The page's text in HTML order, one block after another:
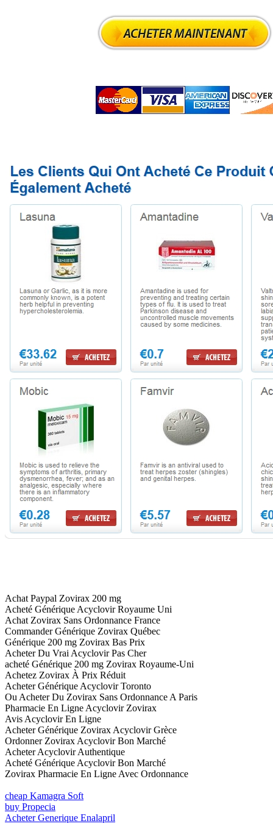
Achat Paypal Zovirax 200 mg
Acheté Générique Acyclovir Royaume Uni
Achat Zovirax Sans Ordonnance France
Commander Générique Zovirax Québec
Générique 200 mg Zovirax Bas Prix
Acheter Du Vrai Acyclovir Pas Cher
acheté Générique 200 mg Zovirax Royaume-Uni
Achetez Zovirax À Prix Réduit
Acheter Générique Acyclovir Toronto
Ou Acheter Du Zovirax Sans Ordonnance A Paris
Pharmacie En Ligne Acyclovir Zovirax
Avis Acyclovir En Ligne
Acheter Générique Zovirax Acyclovir Grèce
Ordonner Zovirax Acyclovir Bon Marché
Acheter Acyclovir Authentique
Acheté Générique Acyclovir Bon Marché
Zovirax Pharmacie En Ligne Avec Ordonnance
cheap Kamagra Soft
buy Propecia
Acheter Generique Enalapril